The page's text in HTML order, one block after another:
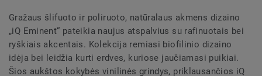
Gražaus šlifuoto ir poliruoto, natūralaus akmens dizaino
„iQ Eminent“ pateikia naujus atspalvius su rafinuotais bei
ryškiais akcentais. Kolekcija remiasi biofilinio dizaino
idėja bei leidžia kurti erdves, kuriose jaučiamasi puikiai.
Šios aukštos kokybės vinilinės grindys, priklausančios iQ